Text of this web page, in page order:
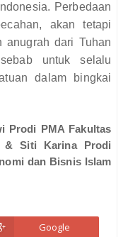
Perbedaan
akan tetapi
anugrah dari Tuhan
untuk selalu
dalam bingkai
Prodi PMA Fakultas
& Siti Karina Prodi
dan Bisnis Islam
Google